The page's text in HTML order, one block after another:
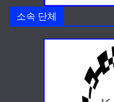
소속 단체